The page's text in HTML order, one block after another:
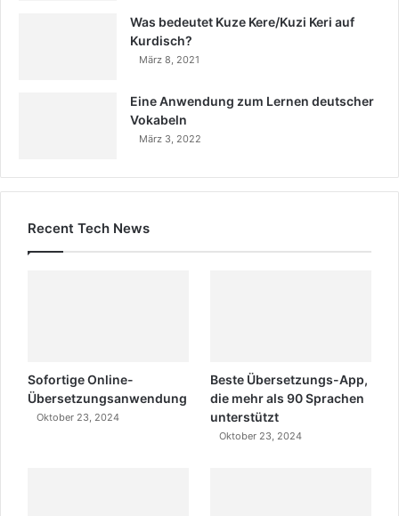
Was bedeutet Kuze Kere/Kuzi Keri auf
Kurdisch?
März 8, 2021
Eine Anwendung zum Lernen deutscher
Vokabeln
März 3, 2022
Recent Tech News
Sofortige Online-
Übersetzungsanwendung
Oktober 23, 2024
Beste Übersetzungs-App,
die mehr als 90 Sprachen
unterstützt
Oktober 23, 2024